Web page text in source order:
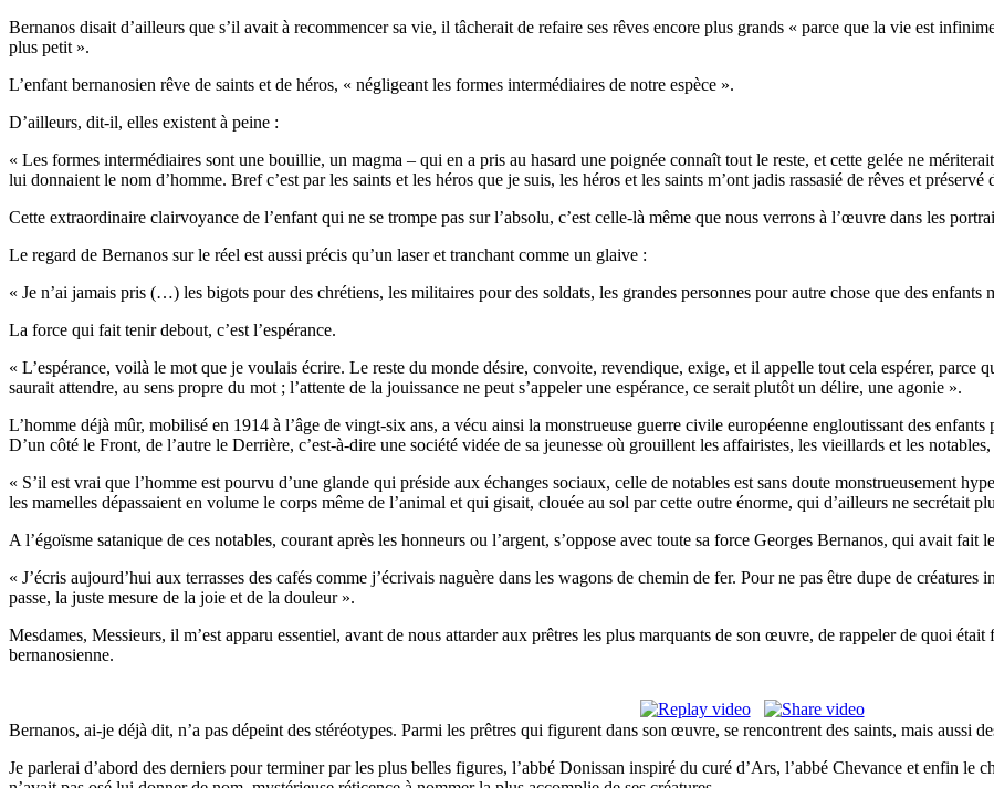
Bernanos disait d’ailleurs que s’il avait à recommencer sa vie, il tâcherait de refaire ses rêves encore plus grands « parce que la vie est
plus petit ».
L’enfant bernanosien rêve de saints et de héros, « négligeant les formes intermédiaires de notre espèce ».
D’ailleurs, dit-il, elles existent à peine :
« Les formes intermédiaires sont une bouillie, un magma – qui en a pris au hasard une poignée connaît tout le reste, et cette gelée ne
lui donnaient le nom d’homme. Bref c’est par les saints et les héros que je suis, les héros et les saints m’ont jadis rassasié de rêves et préservé
Cette extraordinaire clairvoyance de l’enfant qui ne se trompe pas sur l’absolu, c’est celle-là même que nous verrons à l’œuvre dans les
Le regard de Bernanos sur le réel est aussi précis qu’un laser et tranchant comme un glaive :
« Je n’ai jamais pris (…) les bigots pour des chrétiens, les militaires pour des soldats, les grandes personnes pour autre chose que des enfants
La force qui fait tenir debout, c’est l’espérance.
« L’espérance, voilà le mot que je voulais écrire. Le reste du monde désire, convoite, revendique, exige, et il appelle tout cela espérer, parce
saurait attendre, au sens propre du mot ; l’attente de la jouissance ne peut s’appeler une espérance, ce serait plutôt un délire, une agonie ».
L’homme déjà mûr, mobilisé en 1914 à l’âge de vingt-six ans, a vécu ainsi la monstrueuse guerre civile européenne engloutissant des
D’un côté le Front, de l’autre le Derrière, c’est-à-dire une société vidée de sa jeunesse où grouillent les affairistes, les vieillards et les
« S’il est vrai que l’homme est pourvu d’une glande qui préside aux échanges sociaux, celle de notables est sans doute monstrueusement
les mamelles dépassaient en volume le corps même de l’animal et qui gisait, clouée au sol par cette outre énorme, qui d’ailleurs ne secrétait
A l’égoïsme satanique de ces notables, courant après les honneurs ou l’argent, s’oppose avec toute sa force Georges Bernanos, qui avait
« J’écris aujourd’hui aux terrasses des cafés comme j’écrivais naguère dans les wagons de chemin de fer. Pour ne pas être dupe de
passe, la juste mesure de la joie et de la douleur ».
Mesdames, Messieurs, il m’est apparu essentiel, avant de nous attarder aux prêtres les plus marquants de son œuvre, de rappeler de quoi
bernanosienne.
Bernanos, ai-je déjà dit, n’a pas dépeint des stéréotypes. Parmi les prêtres qui figurent dans son œuvre, se rencontrent des saints, mais aussi
Je parlerai d’abord des derniers pour terminer par les plus belles figures, l’abbé Donissan inspiré du curé d’Ars, l’abbé Chevance et enfin le